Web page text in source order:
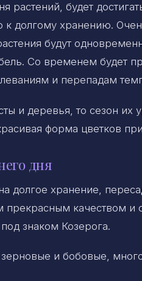
растений, будет
к долгому хранению.
будут
Со временем будет
и перепадам
и деревья, то сезон их
форма цветков
дня
долгое хранение,
прекрасным качеством и
знаком Козерога.
и бобовые,